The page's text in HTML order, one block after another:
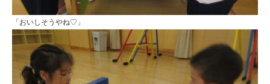
「おいしそうやね♡」